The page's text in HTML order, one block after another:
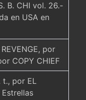
B. CHI vol. 26.-
en USA en
por
COPY CHIEF
t., por EL